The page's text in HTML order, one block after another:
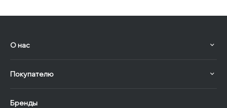
О нас
Покупателю
Бренды